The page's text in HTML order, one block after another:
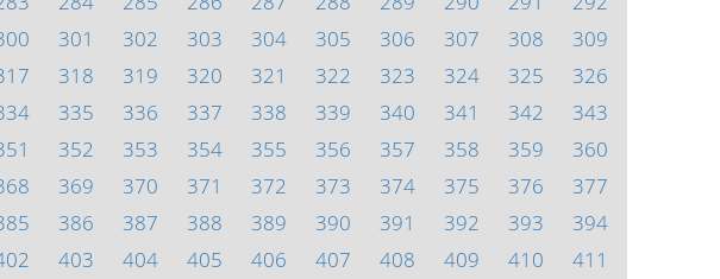
301 302 303 304 305 306 307 308
309
318 319 320 321 322 323 324 325
326
335 336 337 338 339 340 341 342
343
352 353 354 355 356 357 358 359
360
369 370 371 372 373 374 375 376
377
386 387 388 389 390 391 392 393
394
403 404 405 406 407 408 409 410
411